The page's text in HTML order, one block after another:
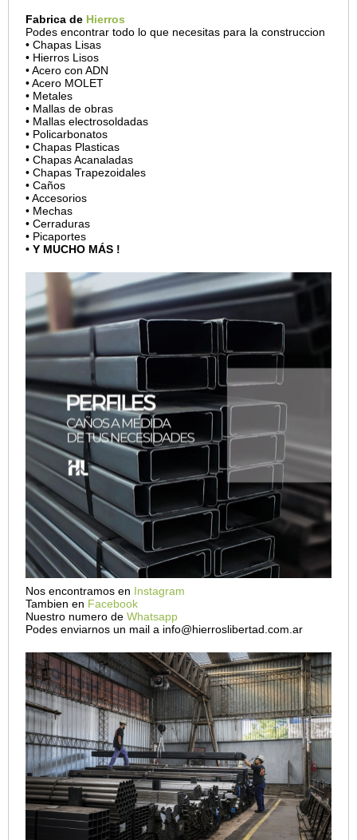
Fabrica de Hierros
Podes encontrar todo lo que necesitas para la construccion
• Chapas Lisas
• Hierros Lisos
• Acero con ADN
• Acero MOLET
• Metales
• Mallas de obras
• Mallas electrosoldadas
• Policarbonatos
• Chapas Plasticas
• Chapas Acanaladas
• Chapas Trapezoidales
• Caños
• Accesorios
• Mechas
• Cerraduras
• Picaportes
• Y MUCHO MÁS !
Nos encontramos en Instagram
Tambien en Facebook
Nuestro numero deWhatsapp
Podes enviarnos un mail a info@hierroslibertad.com.ar